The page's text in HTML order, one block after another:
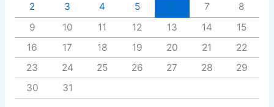
2
3 4 5 7
8
9
10 11 12 13 14
15
16
17 18 19 20 21
22
23
24 25 26 27 28
29
30
31